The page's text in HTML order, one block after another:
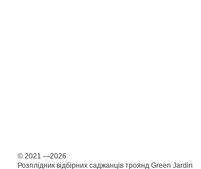
© 2021 —2026
Розплідник відбірних саджанців троянд Green Jardin